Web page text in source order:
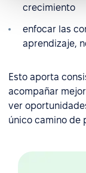
crecimiento
enfocar las
aprendizaje,
Esto aporta
acompañar
ver
único camino de